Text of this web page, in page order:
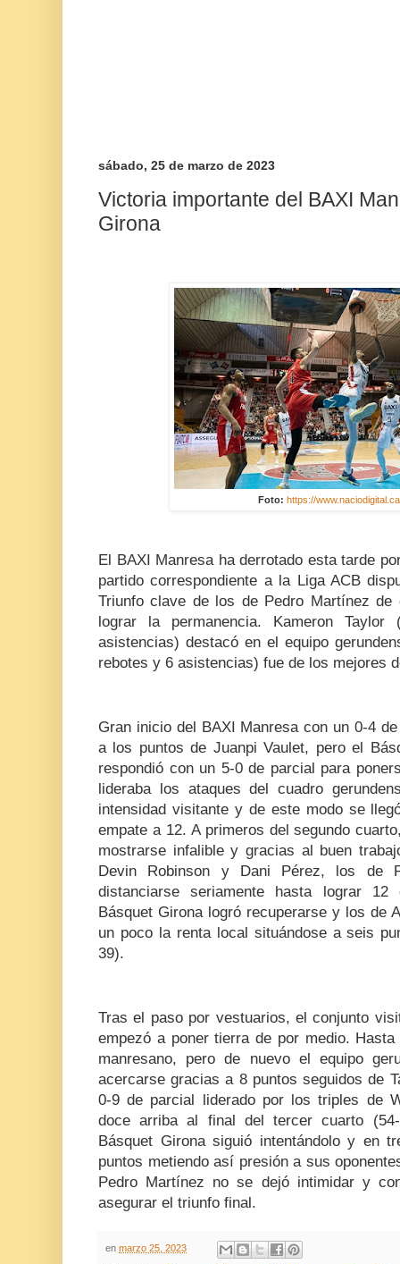
sábado, 25 de marzo de 2023
Victoria importante del BAXI
Girona
Foto: https://
El BAXI Manresa ha derrotado esta tarde
partido correspondiente a la Liga ACB
Triunfo clave de los de Pedro Martínez
lograr la permanencia. Kameron
asistencias) destacó en el equipo
rebotes y 6 asistencias) fue de los mejores
Gran inicio del BAXI Manresa con un 0-4
a los puntos de Juanpi Vaulet, pero el
respondió con un 5-0 de parcial para
lideraba los ataques del cuadro
intensidad visitante y de este modo se
empate a 12. A primeros del segundo
mostrarse infalible y gracias al buen
Devin Robinson y Dani Pérez, los de
distanciarse seriamente hasta lograr
Básquet Girona logró recuperarse y los de
un poco la renta local situándose a seis
39).
Tras el paso por vestuarios, el conjunto
empezó a poner tierra de por medio.
manresano, pero de nuevo el equipo
acercarse gracias a 8 puntos seguidos de
0-9 de parcial liderado por los triples de
doce arriba al final del tercer cuarto
Básquet Girona siguió intentándolo y en
puntos metiendo así presión a sus
Pedro Martínez no se dejó intimidar y
asegurar el triunfo final.
en marzo 25, 2023